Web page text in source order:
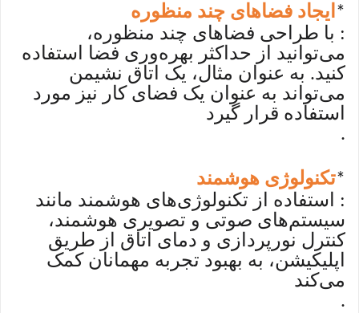
* ایجاد فضاهای چند منظوره
: با طراحی فضاهای چند منظوره،
می‌توانید از حداکثر بهره‌وری فضا استفاده
کنید. به عنوان مثال، یک اتاق نشیمن
می‌تواند به عنوان یک فضای کار نیز مورد
استفاده قرار گیرد
.
*تکنولوژی هوشمند
: استفاده از تکنولوژی‌های هوشمند مانند
سیستم‌های صوتی و تصویری هوشمند،
کنترل نورپردازی و دمای اتاق از طریق
اپلیکیشن، به بهبود تجربه مهمانان کمک
می‌کند
.